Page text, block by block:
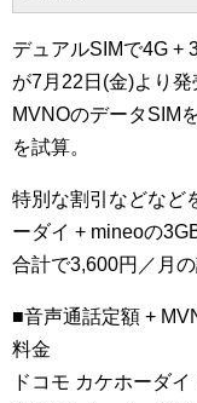
デュアルSIMで4G +
が7月22日(金)より
MVNOのデータSIM
を試算。
特別な割引などなど
ーダイ + mineoの
合計で3,600円／月の
■音声通話定額 +
料金
ドコモ カケホーダ